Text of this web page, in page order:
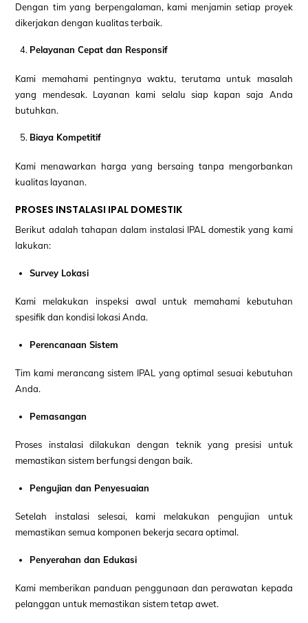
Dengan tim yang berpengalaman, kami menjamin setiap proyek
dikerjakan dengan kualitas terbaik.
Pelayanan Cepat dan Responsif
Kami memahami pentingnya waktu, terutama untuk masalah
yang mendesak. Layanan kami selalu siap kapan saja Anda
butuhkan.
Biaya Kompetitif
Kami menawarkan harga yang bersaing tanpa mengorbankan
kualitas layanan.
PROSES INSTALASI IPAL DOMESTIK
Berikut adalah tahapan dalam instalasi IPAL domestik yang kami
lakukan:
Survey Lokasi
Kami melakukan inspeksi awal untuk memahami kebutuhan
spesifik dan kondisi lokasi Anda.
Perencanaan Sistem
Tim kami merancang sistem IPAL yang optimal sesuai kebutuhan
Anda.
Pemasangan
Proses instalasi dilakukan dengan teknik yang presisi untuk
memastikan sistem berfungsi dengan baik.
Pengujian dan Penyesuaian
Setelah instalasi selesai, kami melakukan pengujian untuk
memastikan semua komponen bekerja secara optimal.
Penyerahan dan Edukasi
Kami memberikan panduan penggunaan dan perawatan kepada
pelanggan untuk memastikan sistem tetap awet.